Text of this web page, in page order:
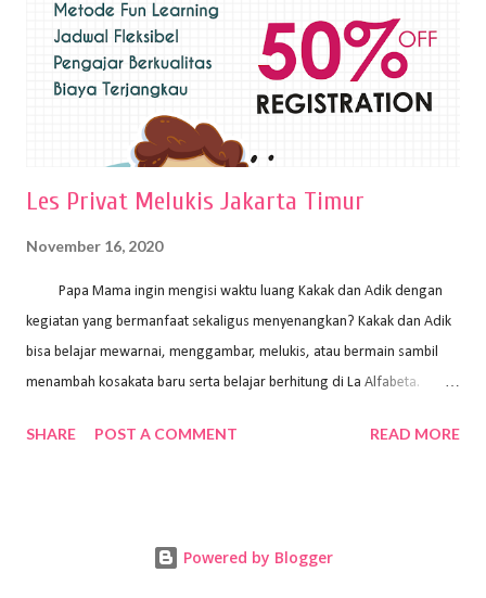
bernilai tinggi. Ciri teknik plakat Ciri-ciri teknik plakat, yaitu: Sapuan
warna yang kental dan tebal. Hasil lukisan menutupi seluruh bagian
medianya Mem...
Les Privat Melukis Jakarta Timur
November 16, 2020
Papa Mama ingin mengisi waktu luang Kakak dan Adik dengan
kegiatan yang bermanfaat sekaligus menyenangkan? Kakak dan Adik
bisa belajar mewarnai, menggambar, melukis, atau bermain sambil
menambah kosakata baru serta belajar berhitung di La Alfabeta.
kok untuk mengajar dengan metode yang fun, La Alfabeta
Alfabeta. ⁣⁣⁣⁣Ada pilihan online class maupun offline class lho! Cek
SHARE POST A COMMENT READ MORE
Powered by Blogger